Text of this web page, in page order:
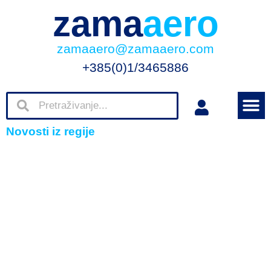
zamaaero
zamaaero@zamaaero.com
+385(0)1/3465886
Novosti iz regije